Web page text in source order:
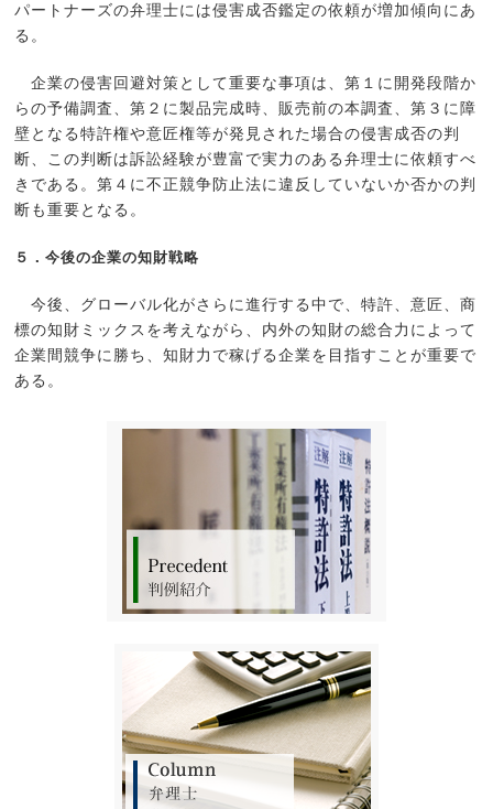
パートナーズの弁理士には侵害成否鑑定の依頼が増加傾向にあ
る。
企業の侵害回避対策として重要な事項は、第１に開発段階か
らの予備調査、第２に製品完成時、販売前の本調査、第３に障
壁となる特許権や意匠権等が発見された場合の侵害成否の判
断、この判断は訴訟経験が豊富で実力のある弁理士に依頼すべ
きである。第４に不正競争防止法に違反していないか否かの判
断も重要となる。
５．今後の企業の知財戦略
今後、グローバル化がさらに進行する中で、特許、意匠、商
標の知財ミックスを考えながら、内外の知財の総合力によって
企業間競争に勝ち、知財力で稼げる企業を目指すことが重要で
ある。